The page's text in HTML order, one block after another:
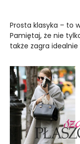
Prosta klasyka – to
Pamiętaj, że nie
także zagra